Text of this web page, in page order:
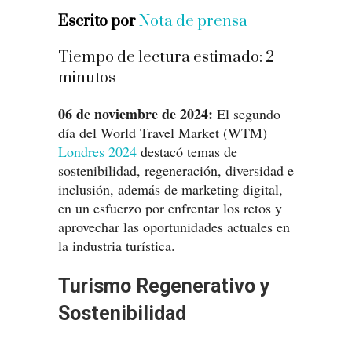
Escrito porNota de prensa
Tiempo de lectura estimado: 2
minutos
06 de noviembre de 2024: El segundo
día del World Travel Market (WTM)
Londres 2024 destacó temas de
sostenibilidad, regeneración, diversidad e
inclusión, además de marketing digital,
en un esfuerzo por enfrentar los retos y
aprovechar las oportunidades actuales en
la industria turística.
Turismo Regenerativo y
Sostenibilidad